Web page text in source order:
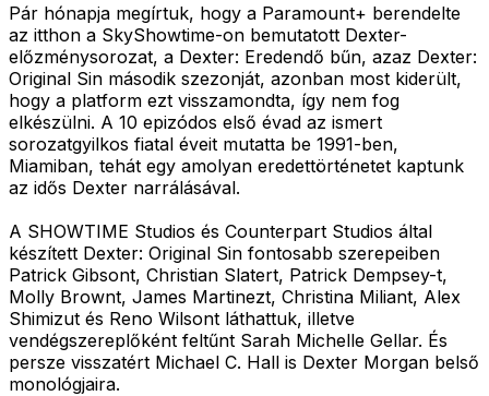
Pár hónapja megírtuk, hogy a Paramount+ berendelte
az itthon a SkyShowtime-on bemutatott Dexter-
előzménysorozat, a Dexter: Eredendő bűn, azaz Dexter:
Original Sin második szezonját, azonban most kiderült,
hogy a platform ezt visszamondta, így nem fog
elkészülni. A 10 epizódos első évad az ismert
sorozatgyilkos fiatal éveit mutatta be 1991-ben,
Miamiban, tehát egy amolyan eredettörténetet kaptunk
az idős Dexter narrálásával.
A SHOWTIME Studios és Counterpart Studios által
készített Dexter: Original Sin fontosabb szerepeiben
Patrick Gibsont, Christian Slatert, Patrick Dempsey-t,
Molly Brownt, James Martinezt, Christina Miliant, Alex
Shimizut és Reno Wilsont láthattuk, illetve
vendégszereplőként feltűnt Sarah Michelle Gellar. És
persze visszatért Michael C. Hall is Dexter Morgan belső
monológjaira.